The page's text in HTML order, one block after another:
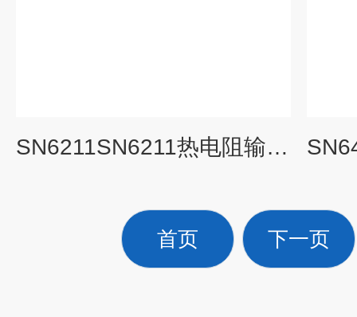
SN6211SN6211热电阻输入隔离温度变送器
首页 下一页